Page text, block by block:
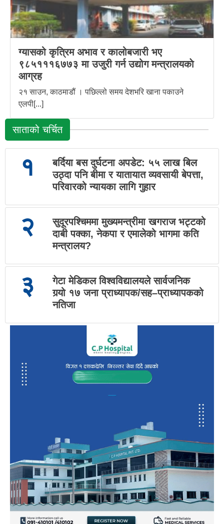
ग्यासको कृत्रिम अभाव र कालोबजारी भए
९८५१११६७७३ मा उजुरी गर्न उद्योग मन्त्रालयकाे
आग्रह
२१ साउन, काठमाडौं । पछिल्लो समय देशभरि खाना पकाउने
एलपी[...]
साताको चर्चित
१
बर्दिया बस दुर्घटना अपडेट: ५५ लाख बिल
उठ्दा पनि बीमा र यातायात व्यवसायी बेपत्ता,
परिवारको न्यायका लागि गुहार
२
सुदूरपश्चिममा मुख्यमन्त्रीमा खगराज भट्टको
दाबी पक्का, नेकपा र एमालेको भागमा कति
मन्त्रालय?
३
गेटा मेडिकल विश्वविद्यालयले सार्वजनिक
गर्‍यो १७ जना प्राध्यापक/सह–प्राध्यापकको
नतिजा